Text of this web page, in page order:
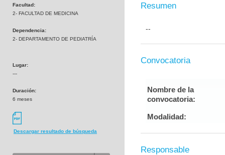
Facultad:
2- FACULTAD DE MEDICINA
Dependencia:
2- DEPARTAMENTO DE PEDIATRÍA
Lugar:
---
Duración:
6 meses
Descargar resultado de búsqueda
Resumen
--
Convocatoria
Nombre de la
convocatoria:
Modalidad:
Responsable